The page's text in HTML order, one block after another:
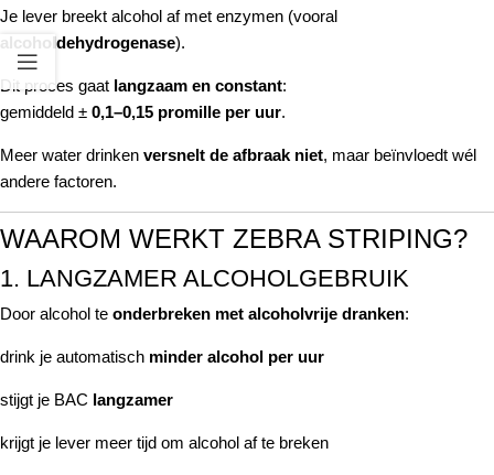
Je lever breekt alcohol af met enzymen (vooral
alcoholdehydrogenase).
Dit proces gaat langzaam en constant:
gemiddeld ± 0,1–0,15 promille per uur.
Meer water drinken versnelt de afbraak niet, maar beïnvloedt wél
andere factoren.
WAAROM WERKT ZEBRA STRIPING?
1. LANGZAMER ALCOHOLGEBRUIK
Door alcohol te onderbreken met alcoholvrije dranken:
drink je automatisch minder alcohol per uur
stijgt je BAC langzamer
krijgt je lever meer tijd om alcohol af te breken